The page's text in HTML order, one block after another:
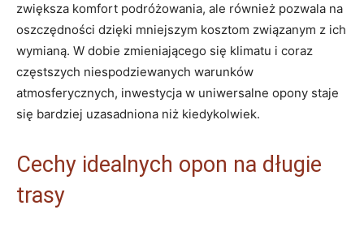
zwiększa komfort podróżowania, ale również pozwala na
oszczędności dzięki mniejszym kosztom związanym z ich
wymianą. W dobie zmieniającego się klimatu i coraz
częstszych niespodziewanych warunków
atmosferycznych, inwestycja w uniwersalne opony staje
się bardziej uzasadniona niż kiedykolwiek.
Cechy idealnych opon na długie
trasy